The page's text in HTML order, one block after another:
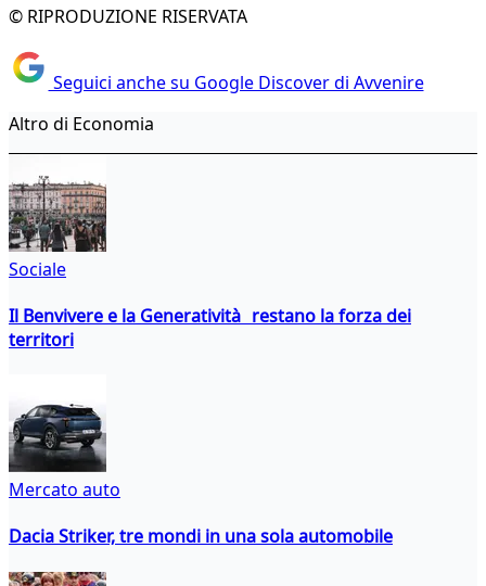
© RIPRODUZIONE RISERVATA
Seguici anche su Google Discover di Avvenire
Altro di Economia
Sociale
Il Benvivere e la Generatività restano la forza dei
territori
Mercato auto
Dacia Striker, tre mondi in una sola automobile